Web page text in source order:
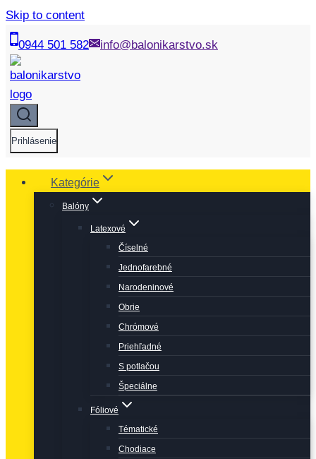
Skip to content
0944 501 582 info@balonikarstvo.sk
Prihlásenie
Kategórie
Balóny
Latexové
Číselné
Jednofarebné
Narodeninové
Obrie
Chrómové
Priehľadné
S potlačou
Špeciálne
Fóliové
Tématické
Chodiace